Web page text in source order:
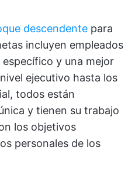
descendente para
incluyen empleados
y una mejor
ejecutivo hasta los
todos están
y tienen su trabajo
los objetivos
personales de los